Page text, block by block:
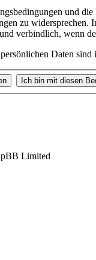
und
zu widersprechen.
verbindlich, wenn
Daten
Limited